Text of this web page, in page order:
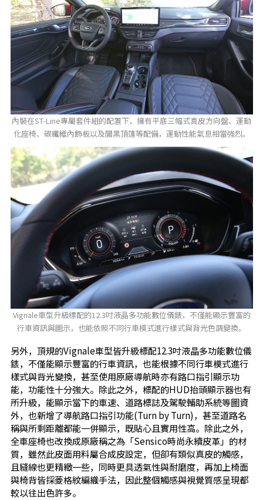
內裝在ST-Line專屬套件組的配置下，擁有平底三幅式真皮方向盤、運動
化座椅、碳纖維內飾板以及闇黑頂篷等配備，運動性能氣息相當強烈。
Vignale車型升級標配的12.3吋液晶多功能數位儀錶，不僅能顯示豐富的
行車資訊與圖示，也能依照不同行車模式進行樣式與背光色調變換。
另外，頂規的Vignale車型皆升級標配12.3吋液晶多功能數位儀
錶，不僅能顯示豐富的行車資訊，也能根據不同行車模式進行
樣式與背光變換，甚至使用原廠導航時亦有路口指引顯示功
能，功能性十分強大。除此之外，標配的HUD抬頭顯示器也有
所升級，能顯示當下的車速、道路標誌及駕駛輔助系統等圖資
外，也新增了導航路口指引功能(Turn by Turn)，甚至道路名
稱與所剩距離都能一併顯示，既貼心且實用性高。除此之外，
全車座椅也改換成原廠稱之為「Sensico時尚永續皮革」的材
質，雖然此皮面用料屬合成皮設定，但卻有類似真皮的觸感，
且縫線也更精緻一些，同時更具透氣性與耐磨度，再加上椅面
與椅背皆採菱格紋編織手法，因此整個觸感與視覺質感呈現都
較以往出色許多。